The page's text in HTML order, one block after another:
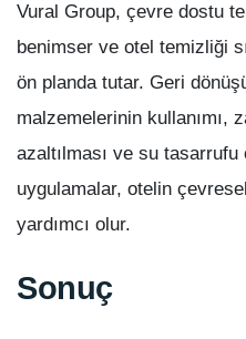
Vural Group, çevre dostu
benimser ve otel temizliği
ön planda tutar. Geri
malzemelerinin kullanımı,
azaltılması ve su
uygulamalar, otelin
yardımcı olur.
Sonuç